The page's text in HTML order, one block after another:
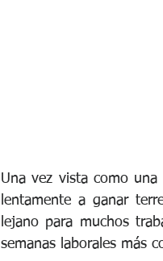
Una vez vista como
lentamente a ganar
lejano para muchos
semanas laborales más